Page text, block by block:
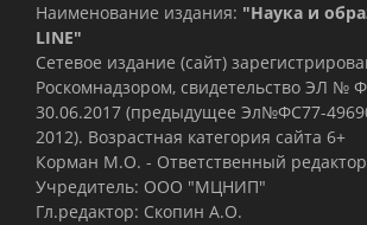
Наименование издания: "Наука и
LINE"
Сетевое издание (сайт)
Роскомнадзором, свидетельство ЭЛ №
30.06.2017 (предыдущее Эл№ФC77-
2012). Возрастная категория сайта 6+
Корман М.О. - Ответственный редактор
Учредитель: ООО "МЦНИП"
Гл.редактор: Скопин А.О.